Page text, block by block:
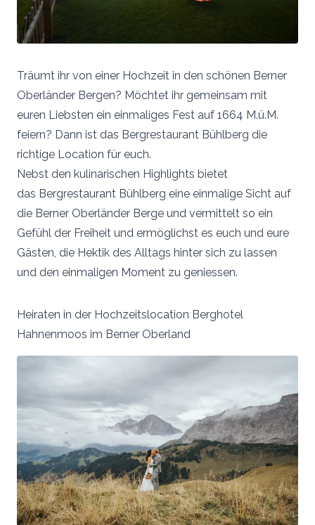
Träumt ihr von einer Hochzeit in den schönen Berner
Oberländer Bergen? Möchtet ihr gemeinsam mit
euren Liebsten ein einmaliges Fest auf 1664 M.ü.M.
feiern? Dann ist das Bergrestaurant Bühlberg die
richtige Location für euch.
Nebst den kulinarischen Highlights bietet
das Bergrestaurant Bühlberg eine einmalige Sicht auf
die Berner Oberländer Berge und vermittelt so ein
Gefühl der Freiheit und ermöglichst es euch und eure
Gästen, die Hektik des Alltags hinter sich zu lassen
und den einmaligen Moment zu geniessen.
Heiraten in der Hochzeitslocation Berghotel
Hahnenmoos im Berner Oberland